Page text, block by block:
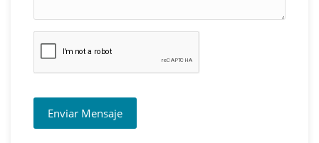
Enviar Mensaje